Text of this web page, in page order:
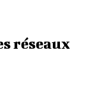
réseaux